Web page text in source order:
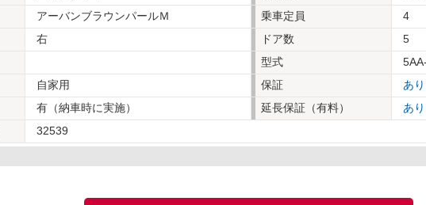
アーバンブラウンパールＭ 乗車定員
4
右 ドア数
5
型式
自家用 保証
あり
有（納車時に実施） 延長保証（有料）
あり
32539